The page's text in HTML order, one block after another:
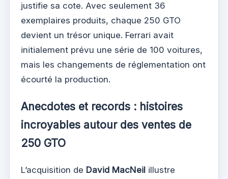
justifie sa cote. Avec seulement 36
exemplaires produits, chaque 250 GTO
devient un trésor unique. Ferrari avait
initialement prévu une série de 100 voitures,
mais les changements de réglementation ont
écourté la production.
Anecdotes et records : histoires
incroyables autour des ventes de
250 GTO
L’acquisition de David MacNeil illustre